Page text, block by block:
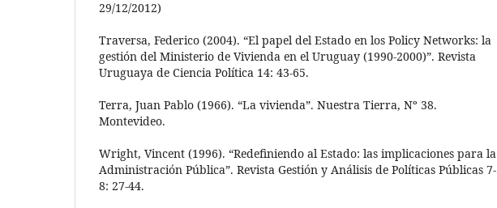
29/12/2012)
Traversa, Federico (2004). “El papel del Estado en los Policy Networks: la
gestión del Ministerio de Vivienda en el Uruguay (1990-2000)”. Revista
Uruguaya de Ciencia Política 14: 43-65.
Terra, Juan Pablo (1966). “La vivienda”. Nuestra Tierra, Nº 38.
Montevideo.
Wright, Vincent (1996). “Redefiniendo al Estado: las implicaciones para la
Administración Pública”. Revista Gestión y Análisis de Políticas Públicas 7-
8: 27-44.